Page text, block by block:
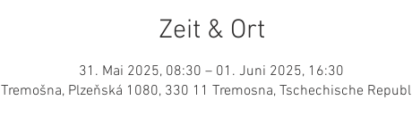
Zeit & Ort
31. Mai 2025, 08:30 – 01. Juni 2025, 16:30
Tremošna, Plzeňská 1080, 330 11 Tremosna, Tschechische